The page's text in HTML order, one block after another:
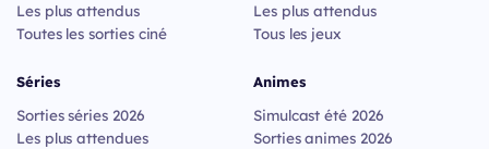
Les plus attendus
Toutes les sorties ciné
Séries
Sorties séries 2026
Les plus attendues
Les plus attendus
Tous les jeux
Animes
Simulcast été 2026
Sorties animes 2026